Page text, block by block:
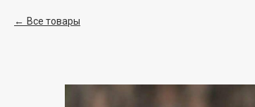
Все товары